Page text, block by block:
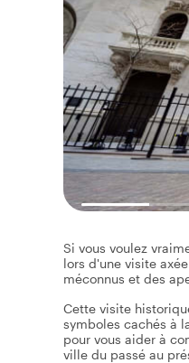
Si vous voulez
lors d'une visite
méconnus et des
Cette visite
symboles cachés à
pour vous aider à
ville du passé au